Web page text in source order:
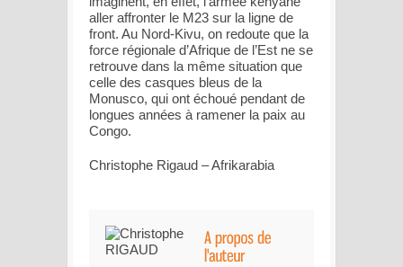
aller affronter le M23 sur la ligne de
front. Au Nord-Kivu, on redoute que la
force régionale d’Afrique de l’Est ne se
retrouve dans la même situation que
celle des casques bleus de la
Monusco, qui ont échoué pendant de
longues années à ramener la paix au
Congo.
Christophe Rigaud – Afrikarabia